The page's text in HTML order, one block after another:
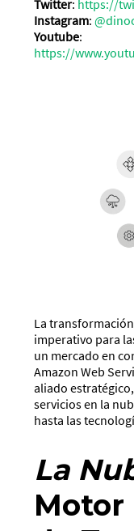
Twitter: https://
Instagram:
Youtube:
https://
La
imperativo para
un mercado en
Amazon Web
aliado
servicios en la
hasta las
La
Motor